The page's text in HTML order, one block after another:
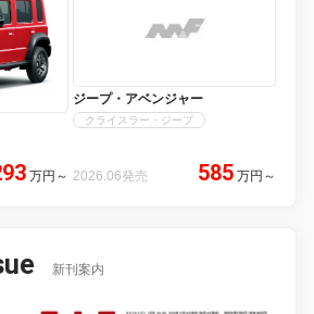
万円 ～
ジープ・アベンジャー
クライスラー・ジープ
2026.06発売 585 万円 ～
新刊案内